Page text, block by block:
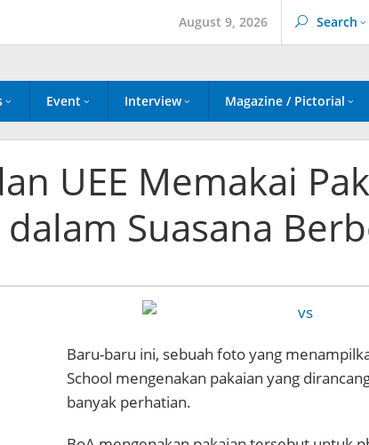
August 9, 2026 Search
Event Interview Magazine / Pictorial
UEE Memakai
dalam Suasana
Baru-baru ini, sebuah foto yang
School mengenakan pakaian yang
banyak perhatian.